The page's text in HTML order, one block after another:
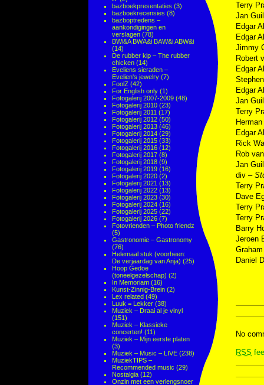
bazboekpresentaties (3)
bazboekrecensies (8)
bazboptredens –
aankondigingen en
verslagen (78)
BWi&A BWA&i BAW&i ABW&i
(14)
De rubber kip – The rubber
chicken (14)
Eveliens sieraden –
Evelien's jewelry (7)
FoolZ (42)
For English only (1)
Fotogalerij 2007-2009 (48)
Fotogalerij 2010 (23)
Fotogalerij 2011 (17)
Fotogalerij 2012 (50)
Fotogalerij 2013 (46)
Fotogalerij 2014 (29)
Fotogalerij 2015 (33)
Fotogalerij 2016 (12)
Fotogalerij 2017 (8)
Fotogalerij 2018 (9)
Fotogalerij 2019 (16)
Fotogalerij 2020 (2)
Fotogalerij 2021 (13)
Fotogalerij 2022 (13)
Fotogalerij 2023 (30)
Fotogalerij 2024 (16)
Fotogalerij 2025 (22)
Fotogalerij 2026 (7)
Fotovrienden – Photo friendz
(5)
Gastronomie – Gastronomy
(76)
Helemaal stuk (voorheen:
De verjaardag van Anja) (25)
Hoop Gedoe
(toneelgezelschap) (2)
In Memoriam (16)
Kunst-Zinnig-Brein (2)
Lex related (49)
Luuk = Lekker (38)
Muziek – Draai al je vinyl
(151)
Muziek – Klassieke
concerten! (11)
Muziek – Mijn eerste platen
(3)
Muziek – Music – LIVE (238)
MuziekTIPS –
Recommended music (29)
Nostalgia (12)
Onzin met een verlengsnoer
Terry
Jan
Edgar
Edgar
Jimmy
Robert
Edgar
Edgar
Jan
Terry
Edgar
Rick
Rob
Jan
div –
Terry
Dave
Terry
Terry
Barry
Jeroen
Daniel
No
RSS